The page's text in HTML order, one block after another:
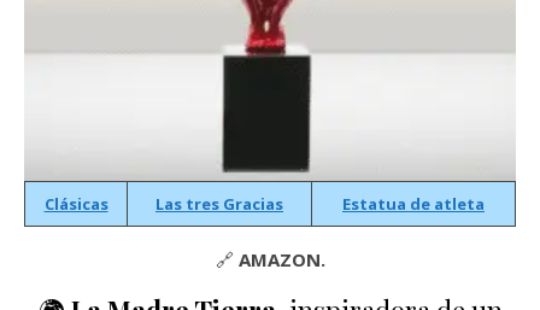
Clásicas Las tres Gracias Estatua de atleta
🔗 AMAZON.